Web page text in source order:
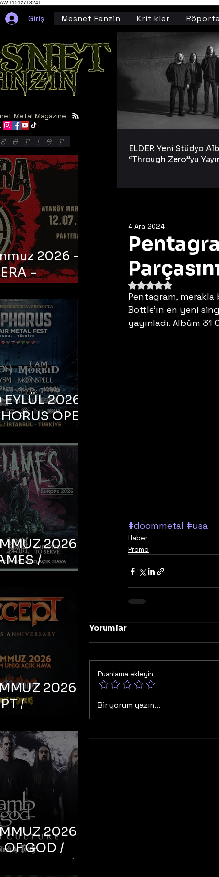
AW-11512718241
Giriş Mesnet Fanzin Kritikler
4 Ara 2024
5 üzerinden NaN yıldız
Pentagram, merakla
Bottle’ın en yeni
yayınladı. Albüm 31
#doommetal #usa
Haber
Promo
Yorumlar
Puanlama ekleyin
Bir yorum yazın...
Metal Magazine
ELDER Yeni Stüdyo
“Through Zero”yu
2026 -
-
Ataköy
Arena
2026 –
OPEN
FEST
2026 –
/
DEATH /
– İstanbul,
Uniq
2026 –
/
/
‘N’
– İstanbul,
Uniq
2026 –
OF GOD /
CULTURE /